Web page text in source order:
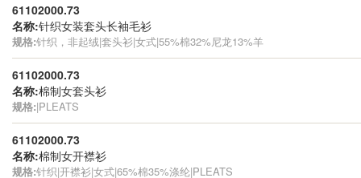
61102000.73
名称:针织女装套头长袖毛衫
规格:针织，非起绒|套头衫|女式|55%棉32%尼龙13%羊
61102000.73
名称:棉制女套头衫
规格:|PLEATS
61102000.73
名称:棉制女开襟衫
规格:针织|开襟衫|女式|65%棉35%涤纶|PLEATS